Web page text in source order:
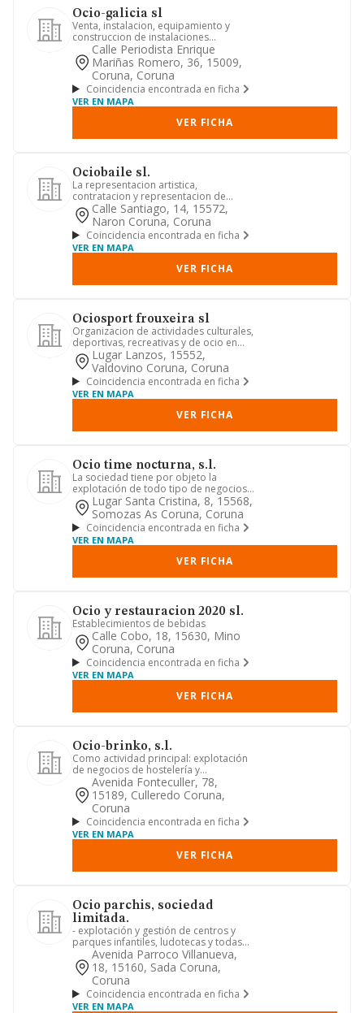
Ocio-galicia sl
Venta, instalacion, equipamiento y
construccion de instalaciones
deportivas.
Calle Periodista Enrique
Mariñas Romero, 36, 15009,
Coruna, Coruna
Coincidencia encontrada en ficha
VER EN MAPA
VER FICHA
Ociobaile sl.
La representacion artistica,
contratacion y representacion de
artistas, alquiler de complementos
pa...
Calle Santiago, 14, 15572,
Naron Coruna, Coruna
Coincidencia encontrada en ficha
VER EN MAPA
VER FICHA
Ociosport frouxeira sl
Organizacion de actividades culturales,
deportivas, recreativas y de ocio en
general.Lugar Lanzos, 15552,
Valdovino Coruna, Coruna
Coincidencia encontrada en ficha
VER EN MAPA
VER FICHA
Ocio time nocturna, s.l.
La sociedad tiene por objeto la
explotación de todo tipo de negocios
de hostelería. organización de...
Lugar Santa Cristina, 8, 15568,
Somozas As Coruna, Coruna
Coincidencia encontrada en ficha
VER EN MAPA
VER FICHA
Ocio y restauracion 2020 sl.
Establecimientos de bebidas
Calle Cobo, 18, 15630, Mino
Coruna, Coruna
Coincidencia encontrada en ficha
VER EN MAPA
VER FICHA
Ocio-brinko, s.l.
Como actividad principal: explotación
de negocios de hostelería y
alojamiento, comedores de empresa...
Avenida Fonteculler, 78,
15189, Culleredo Coruna,
Coruna
Coincidencia encontrada en ficha
VER EN MAPA
VER FICHA
Ocio parchis, sociedad
limitada.
- explotación y gestión de centros y
parques infantiles, ludotecas y todas
las actividades relacion...
Avenida Parroco Villanueva,
18, 15160, Sada Coruna,
Coruna
Coincidencia encontrada en ficha
VER EN MAPA